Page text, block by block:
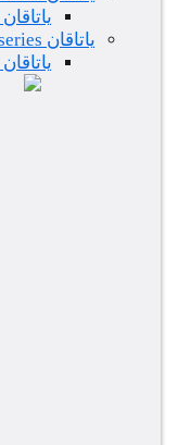
یاتاقان SONL SKF
یاتاقان PDN series
یاتاقان PDN series SKF